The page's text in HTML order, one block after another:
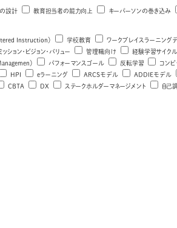
設計 教育担当者の能力向上 キーパーソンの巻き込み
Instruction） 学校教育 ワークプレイスラーニング
ッション・ビジョン・バリュー 管理職向け 経験学習サイクル
） パフォーマンスゴール 反転学習 コンピ
HPI eラーニング ARCSモデル ADDIEモデル
CBTA DX ステークホルダーマネージメント 自己